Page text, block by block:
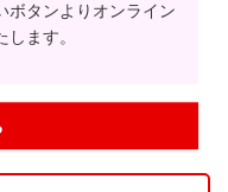
ボタンよりオンライン
ます。